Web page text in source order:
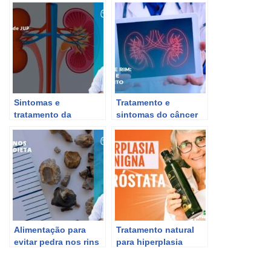
Sintomas e
tratamento da
Cassio Andreoni CRM
78.546.
Tratamento e
sintomas do câncer
Andreoni CRM 78.546
Alimentação para
evitar pedra nos rins
Tratamento natural
para hiperplasia